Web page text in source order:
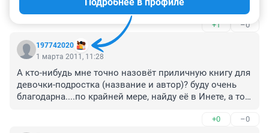
и чем раньше поставите,тем лучше...
+1 –0
197742020
1 марта 2011, 11:28
А кто-нибудь мне точно назовёт приличную книгу для
девочки-подростка (название и автор)? буду очень
благодарна....по крайней мере, найду её в Инете, а то
+0 –0